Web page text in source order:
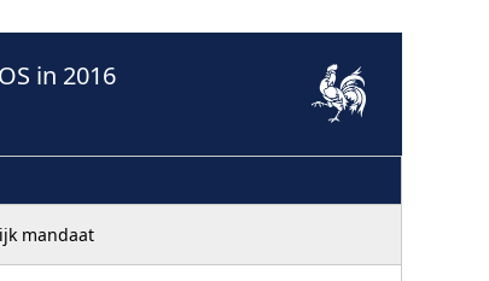
in 2016
mandaat